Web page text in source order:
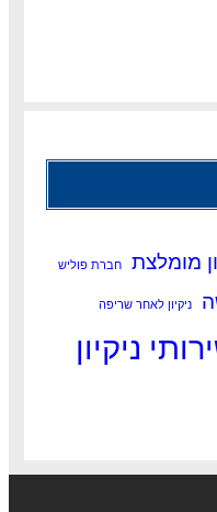
מומלצת חברת פוליש
ניקיון לאחר שריפה
ניקיון